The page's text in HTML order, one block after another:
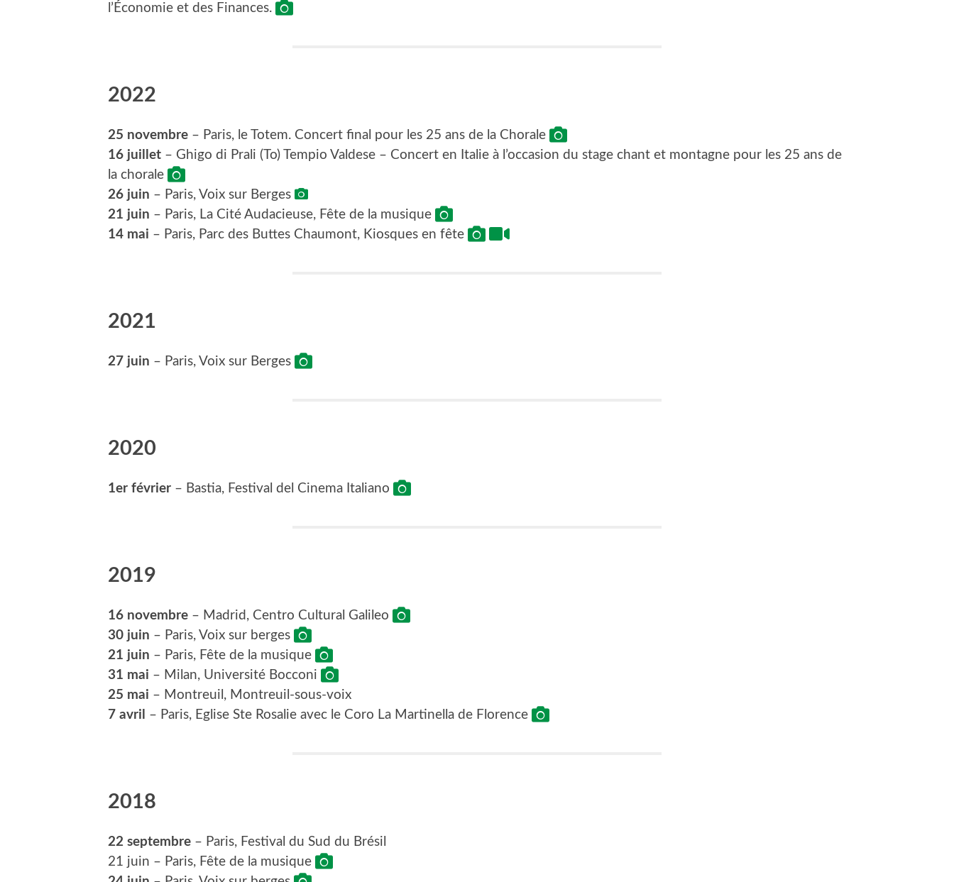
l’Économie et des Finances.
2022
25 novembre – Paris, le Totem. Concert final pour les 25 ans de la Chorale
16 juillet – Ghigo di Prali (To) Tempio Valdese – Concert en Italie à l’occasion du stage chant et montagne pour les 25 ans de
la chorale
26 juin – Paris, Voix sur Berges
21 juin – Paris, La Cité Audacieuse, Fête de la musique
14 mai – Paris, Parc des Buttes Chaumont, Kiosques en fête
2021
27 juin – Paris, Voix sur Berges
2020
1er février – Bastia, Festival del Cinema Italiano
2019
16 novembre – Madrid, Centro Cultural Galileo
30 juin – Paris, Voix sur berges
21 juin – Paris, Fête de la musique
31 mai – Milan, Université Bocconi
25 mai – Montreuil, Montreuil-sous-voix
7 avril
– Paris, Eglise Ste Rosalie avec le Coro La Martinella de Florence
2018
22 septembre – Paris, Festival du Sud du Brésil
21 juin – Paris, Fête de la musique